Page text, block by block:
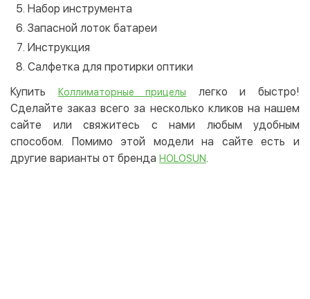
Набор инструмента
Запасной лоток батареи
Инструкция
Салфетка для протирки оптики
Купить
Коллиматорные прицелы
легко и быстро!
Сделайте заказ всего за несколько кликов на нашем
сайте или свяжитесь с нами любым удобным
способом. Помимо этой модели на сайте есть и
другие варианты от бренда HOLOSUN.